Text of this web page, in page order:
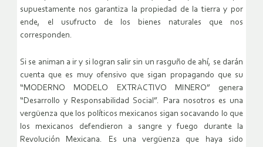
supuestamente nos garantiza la propiedad de la tierra y por
ende, el usufructo de los bienes naturales que nos
corresponden.
Si se animan a ir y si logran salir sin un rasguño de ahí, se darán
cuenta que es muy ofensivo que sigan propagando que su
“MODERNO MODELO EXTRACTIVO MINERO” genera
“Desarrollo y Responsabilidad Social”. Para nosotros es una
vergüenza que los políticos mexicanos sigan socavando lo que
los mexicanos defendieron a sangre y fuego durante la
Revolución Mexicana. Es una vergüenza que haya sido